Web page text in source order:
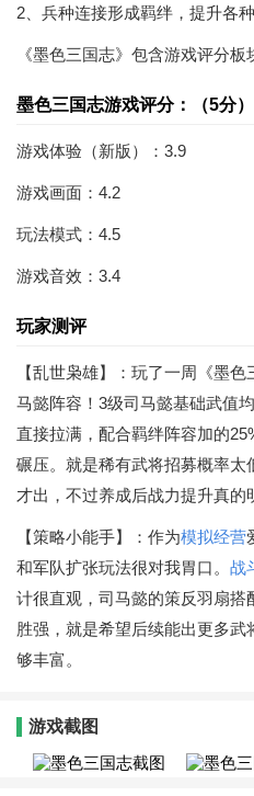
2、兵种连接形成羁绊，提升各种
《墨色三国志》包含游戏评分板
墨色三国志游戏评分：（5分）
游戏体验（新版）：3.9
游戏画面：4.2
玩法模式：4.5
游戏音效：3.4
玩家测评
【乱世枭雄】：玩了一周《墨
马懿阵容！3级司马懿基础武值
直接拉满，配合羁绊阵容加的
碾压。就是稀有武将招募概率太
才出，不过养成后战力提升真的
【策略小能手】：作为模拟经营
和军队扩张玩法很对我胃口。 战
计很直观，司马懿的策反羽扇搭
胜强，就是希望后续能出更多
够丰富。
游戏截图